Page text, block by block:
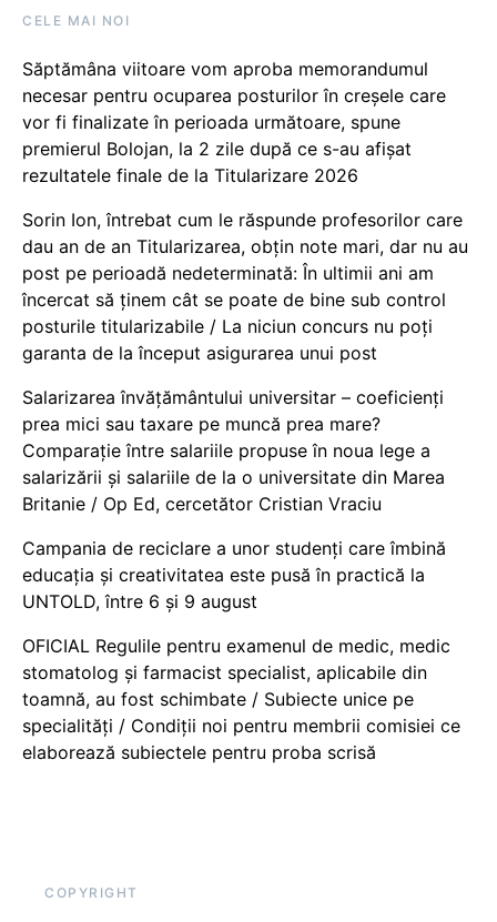
CELE MAI NOI
Săptămâna viitoare vom aproba memorandumul
necesar pentru ocuparea posturilor în creșele care
vor fi finalizate în perioada următoare, spune
premierul Bolojan, la 2 zile după ce s-au afișat
rezultatele finale de la Titularizare 2026
Sorin Ion, întrebat cum le răspunde profesorilor care
dau an de an Titularizarea, obțin note mari, dar nu au
post pe perioadă nedeterminată: În ultimii ani am
încercat să ținem cât se poate de bine sub control
posturile titularizabile / La niciun concurs nu poți
garanta de la început asigurarea unui post
Salarizarea învățământului universitar – coeficienți
prea mici sau taxare pe muncă prea mare?
Comparație între salariile propuse în noua lege a
salarizării și salariile de la o universitate din Marea
Britanie / Op Ed, cercetător Cristian Vraciu
Campania de reciclare a unor studenți care îmbină
educația și creativitatea este pusă în practică la
UNTOLD, între 6 și 9 august
OFICIAL Regulile pentru examenul de medic, medic
stomatolog și farmacist specialist, aplicabile din
toamnă, au fost schimbate / Subiecte unice pe
specialități / Condiții noi pentru membrii comisiei ce
elaborează subiectele pentru proba scrisă
COPYRIGHT